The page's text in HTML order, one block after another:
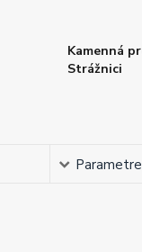
Kamenná
Strážnici
Parametre